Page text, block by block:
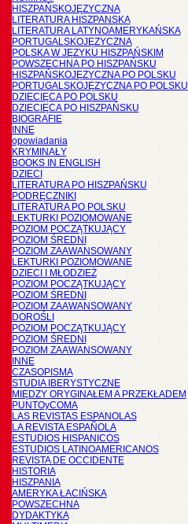
HISZPAŃSKOJĘZYCZNA
LITERATURA HISZPANSKA
LITERATURA LATYNOAMERYKAŃSKA
PORTUGALSKOJĘZYCZNA
POLSKA W JĘZYKU HISZPAŃSKIM
POWSZECHNA PO HISZPAŃSKU
HISZPAŃSKOJĘZYCZNA PO POLSKU
PORTUGALSKOJĘZYCZNA PO POLSKU
DZIECIĘCA PO POLSKU
DZIECIĘCA PO HISZPAŃSKU
BIOGRAFIE
INNE
opowiadania
KRYMINAŁY
BOOKS IN ENGLISH
DZIECI
LITERATURA PO HISZPAŃSKU
PODRĘCZNIKI
LITERATURA PO POLSKU
LEKTURKI POZIOMOWANE
POZIOM POCZĄTKUJĄCY
POZIOM ŚREDNI
POZIOM ZAAWANSOWANY
LEKTURKI POZIOMOWANE
DZIECI I MŁODZIEŻ
POZIOM POCZĄTKUJĄCY
POZIOM ŚREDNI
POZIOM ZAAWANSOWANY
DOROŚLI
POZIOM POCZĄTKUJĄCY
POZIOM ŚREDNI
POZIOM ZAAWANSOWANY
INNE
CZASOPISMA
STUDIA IBERYSTYCZNE
MIĘDZY ORYGINAŁEM A PRZEKŁADEM
PUNTOyCOMA
LAS REVISTAS ESPANOLAS
LA REVISTA ESPAÑOLA
ESTUDIOS HISPANICOS
ESTUDIOS LATINOAMERICANOS
REVISTA DE OCCIDENTE
HISTORIA
HISZPANIA
AMERYKA ŁACIŃSKA
POWSZECHNA
DYDAKTYKA